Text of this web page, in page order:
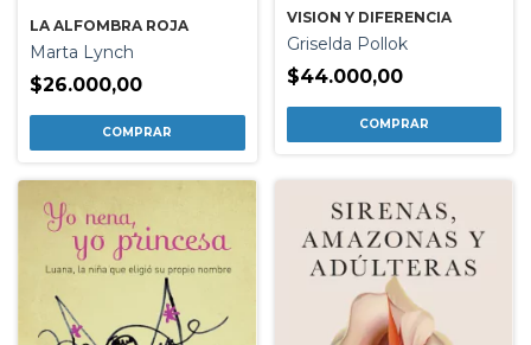
LA ALFOMBRA ROJA
Marta Lynch
$26.000,00
VISION Y DIFERENCIA
Griselda Pollok
$44.000,00